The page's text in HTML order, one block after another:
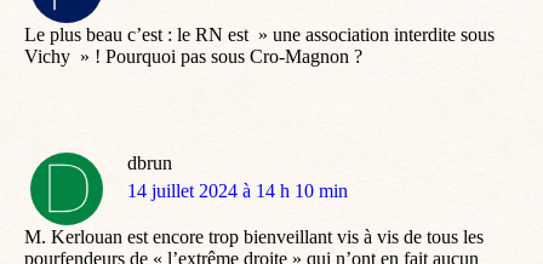
Le plus beau c’est : le RN est » une association interdite sous
Vichy » ! Pourquoi pas sous Cro-Magnon ?
dbrun
dit
14 juillet 2024 à 14 h 10 min
M. Kerlouan est encore trop bienveillant vis à vis de tous les
pourfendeurs de « l’extrême droite » qui n’ont en fait aucun